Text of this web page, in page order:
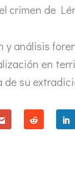
crimen de
y análisis
en
de su